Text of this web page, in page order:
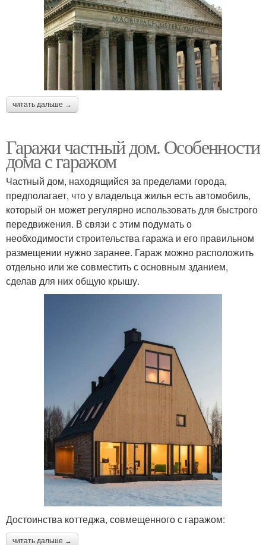
читать дальше →
Гаражи частный дом. Особенности
дома с гаражом
Частный дом, находящийся за пределами города,
предполагает, что у владельца жилья есть автомобиль,
который он может регулярно использовать для быстрого
передвижения. В связи с этим подумать о
необходимости строительства гаража и его правильном
размещении нужно заранее. Гараж можно расположить
отдельно или же совместить с основным зданием,
сделав для них общую крышу.
Достоинства коттеджа, совмещенного с гаражом:
читать дальше →